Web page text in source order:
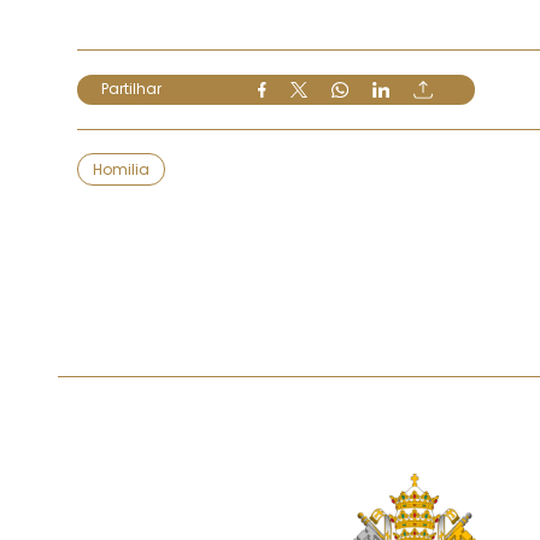
Partilhar
Homilia